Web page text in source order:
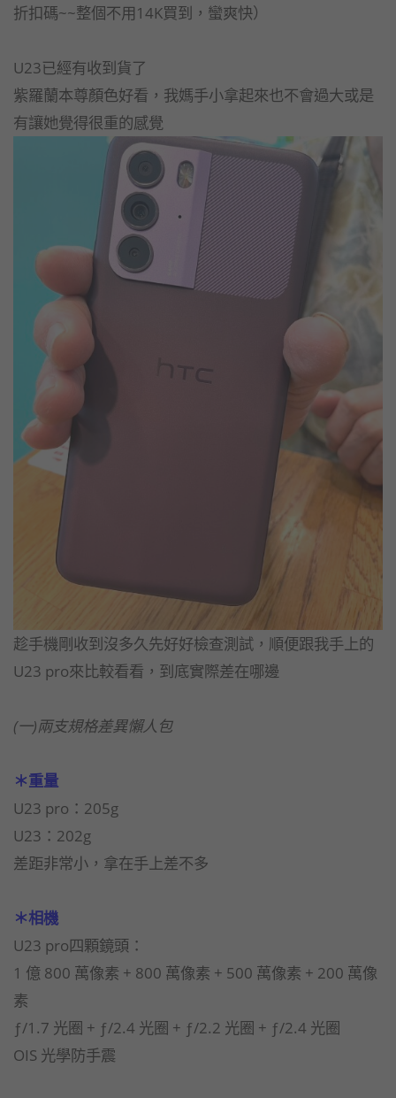
折扣碼~~整個不用14K買到，蠻爽快）
U23已經有收到貨了
紫羅蘭本尊顏色好看，我媽手小拿起來也不會過大或是
有讓她覺得很重的感覺
趁手機剛收到沒多久先好好檢查測試，順便跟我手上的
U23 pro來比較看看，到底實際差在哪邊
(一)兩支規格差異懶人包
＊重量
U23 pro：205g
U23：202g
差距非常小，拿在手上差不多
＊相機
U23 pro四顆鏡頭：
1 億 800 萬像素 + 800 萬像素 + 500 萬像素 + 200 萬像
素
ƒ/1.7 光圈 + ƒ/2.4 光圈 + ƒ/2.2 光圈 + ƒ/2.4 光圈​
OIS 光學防手震